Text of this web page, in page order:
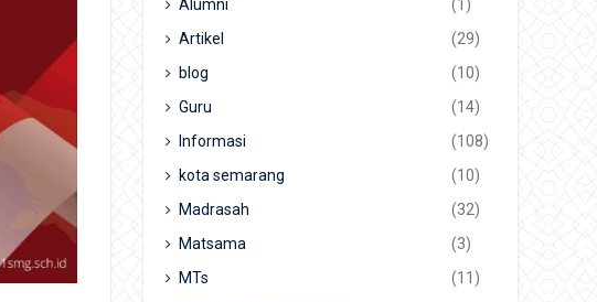
Alumni
(1)
Artikel
(29)
blog
(10)
Guru
(14)
Informasi
(108)
kota semarang
(10)
Madrasah
(32)
Matsama
(3)
MTs
(11)